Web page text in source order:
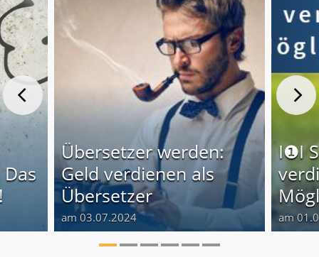
Übersetzer werden:
Geld verdienen als
Übersetzer
am 03.07.2024
I❶I
am